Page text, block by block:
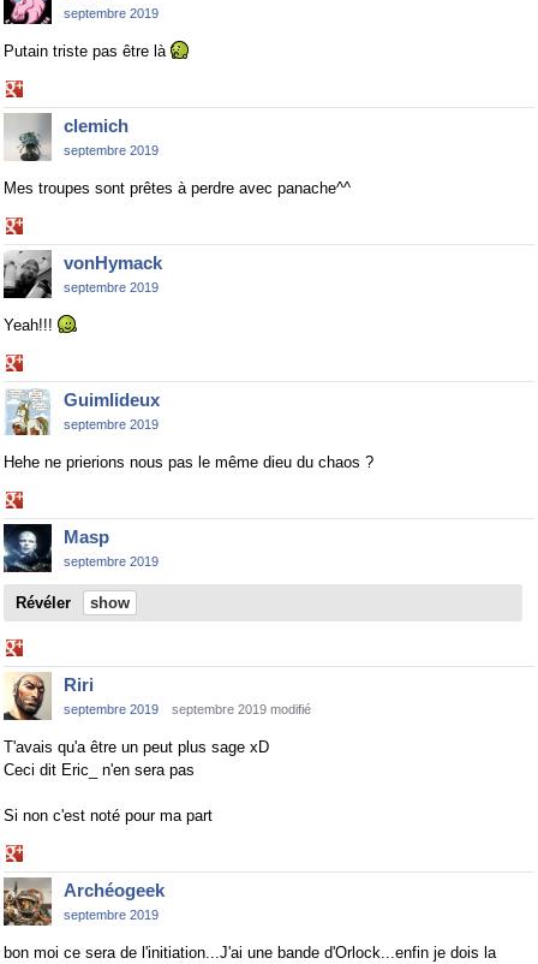
septembre 2019
Putain triste pas être là
on
Google+clemich
septembre 2019
Mes troupes sont prêtes à perdre avec panache^^
on
Google+vonHymack
septembre 2019
Yeah!!!
on
Google+Guimlideux
septembre 2019
Hehe ne prierions nous pas le même dieu du chaos ?
on
Google+Masp
septembre 2019
Révéler
on
Google+Riri
septembre 2019 septembre 2019 modifié
T'avais qu'a être un peut plus sage xD
Ceci dit Eric_ n'en sera pas
Si non c'est noté pour ma part
on
Google+Archéogeek
septembre 2019
bon moi ce sera de l'initiation...J'ai une bande d'Orlock...enfin je dois la